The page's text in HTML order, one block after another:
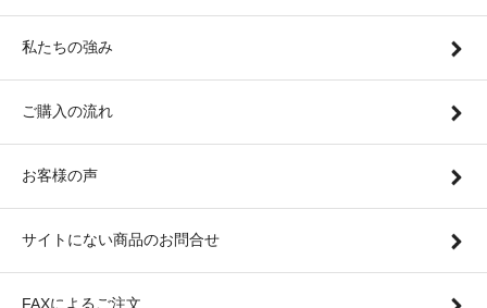
私たちの強み
ご購入の流れ
お客様の声
サイトにない商品のお問合せ
FAXによるご注文